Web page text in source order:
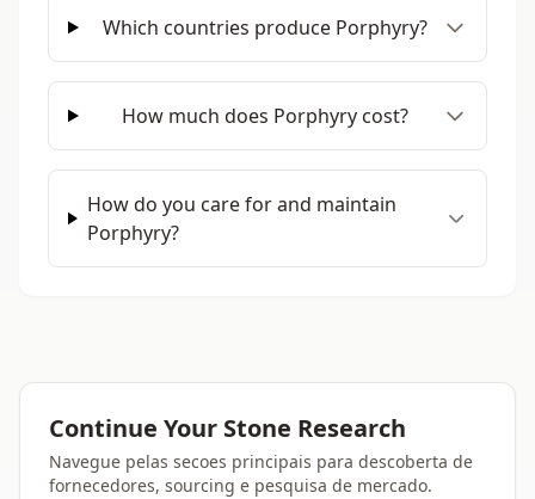
Which countries produce Porphyry?
How much does Porphyry cost?
How do you care for and maintain
Porphyry?
Continue Your Stone Research
Navegue pelas secoes principais para descoberta de
fornecedores, sourcing e pesquisa de mercado.